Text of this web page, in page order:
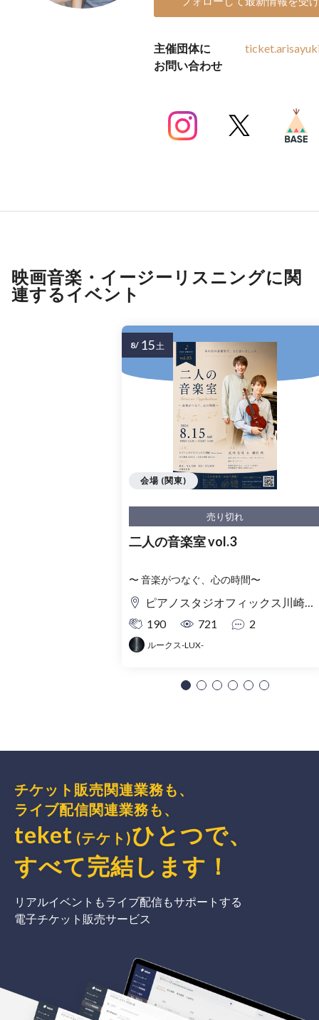
主催団体に
お問い合わせ
映画音楽・イージーリスニングに関
連するイベント
売り切れ
二人の音楽室 vol.3
〜 音楽がつなぐ、心の時間〜
ピアノスタジオフィックス川崎 Piano Salon
190
721 2
ルークス-LUX-
会場 (関東)
8/ 15 土
チケット販売関連業務も、
ライブ配信関連業務も、
teket (テケト)ひとつで、
すべて完結 します ！
リアルイベントもライブ配信もサポートする
電子チケット販売サービス